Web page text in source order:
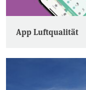
App Luftqualität